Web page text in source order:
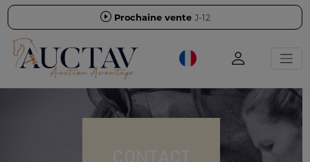
Prochaine vente J-12